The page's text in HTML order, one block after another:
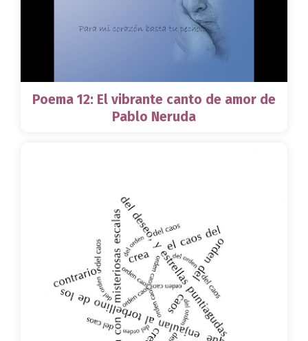
Poema 12: El vibrante canto de amor de
Pablo Neruda